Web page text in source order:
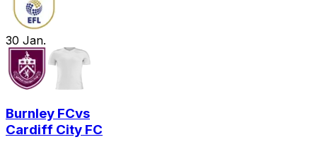
30 Jan.
Burnley FCvs
Cardiff City FC